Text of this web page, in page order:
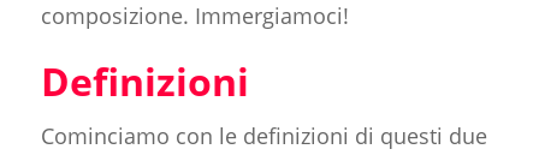
composizione. Immergiamoci!
Definizioni
Cominciamo con le definizioni di questi due